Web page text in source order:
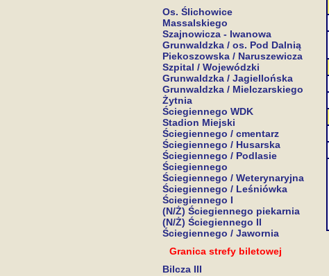
Os. Ślichowice
Massalskiego
Szajnowicza - Iwanowa
Grunwaldzka / os. Pod Dalnią
Piekoszowska / Naruszewicza
Szpital / Wojewódzki
Grunwaldzka / Jagiellońska
Grunwaldzka / Mielczarskiego
Żytnia
Ściegiennego WDK
Stadion Miejski
Ściegiennego / cmentarz
Ściegiennego / Husarska
Ściegiennego / Podlasie
Ściegiennego
Ściegiennego / Weterynaryjna
Ściegiennego / Leśniówka
Ściegiennego I
(N/Ż) Ściegiennego piekarnia
(N/Ż) Ściegiennego II
Ściegiennego / Jawornia
Granica strefy biletowej
Bilcza III